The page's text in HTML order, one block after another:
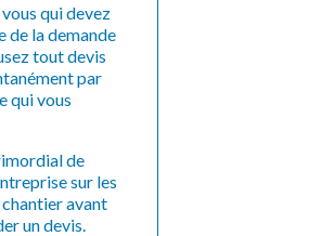
qui devez
de la demande
tout devis
par
qui vous
de
sur les
avant
un devis.